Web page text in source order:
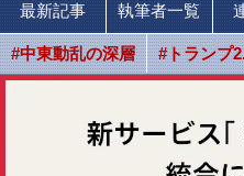
最新記事 執筆者一覧
#中東動乱の深層 #トランプ